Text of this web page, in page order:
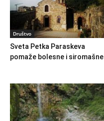
Društvo
Sveta Petka Paraskeva
pomaže bolesne i siromašne